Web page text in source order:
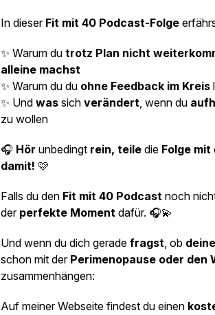
In dieser Fit mit 40 Podcast-Folge
✨ Warum du trotz Plan nicht
alleine machst
✨ Warum du du ohne Feedback im Kreis
✨ Und was sich verändert, wenn du
zu wollen
🎧 Hör unbedingt rein, teile die Folge mit
damit! 🩷
Falls du den Fit mit 40 Podcast noch
derperfekte Moment dafür. 🎧💫
Und wenn du dich gerade fragst, ob
schon mit der Perimenopause oder den
zusammenhängen:
Auf meiner Webseite findest du einen